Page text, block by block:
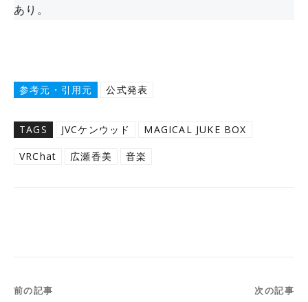
あり。
参考元・引用元 公式発表
TAGS JVCケンウッド MAGICAL JUKE BOX
VRChat 広瀬香美 音楽
前の記事 次の記事